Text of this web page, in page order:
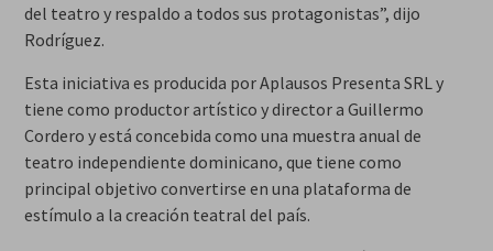
del teatro y respaldo a todos sus protagonistas”, dijo
Rodríguez.
Esta iniciativa es producida por Aplausos Presenta SRL y
tiene como productor artístico y director a Guillermo
Cordero y está concebida como una muestra anual de
teatro independiente dominicano, que tiene como
principal objetivo convertirse en una plataforma de
estímulo a la creación teatral del país.